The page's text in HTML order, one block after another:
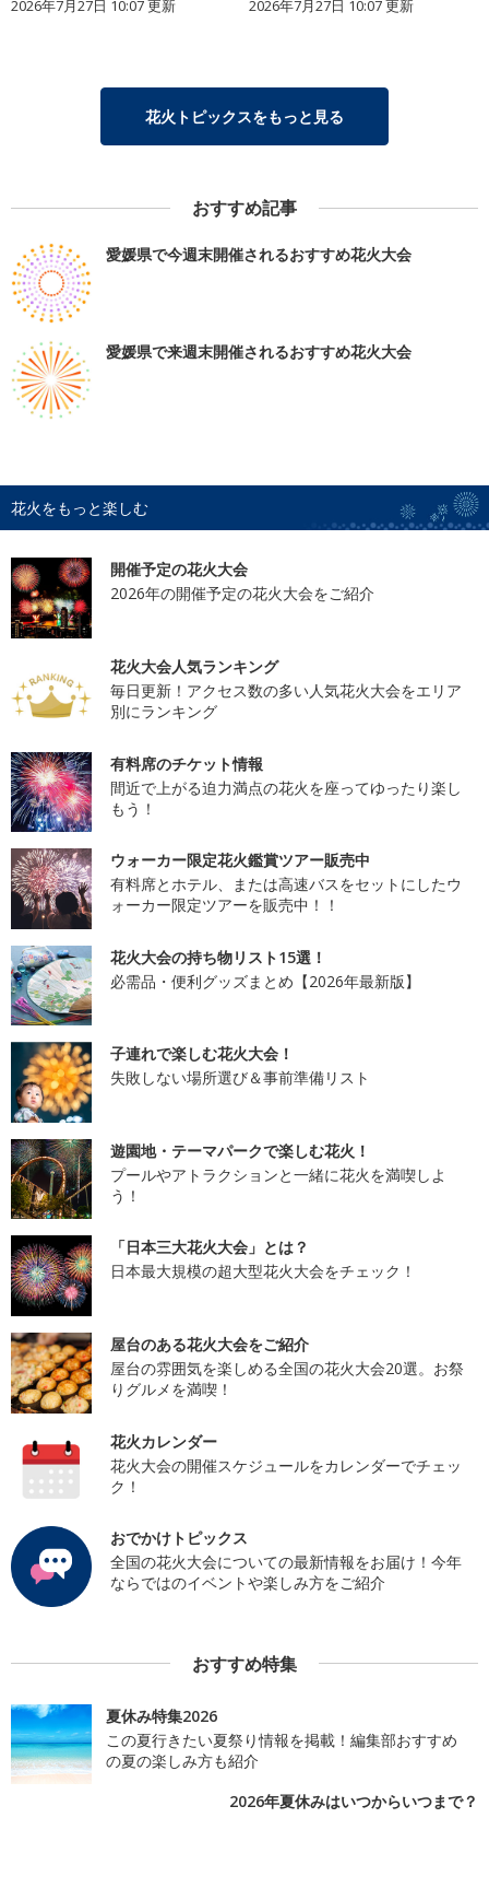
2026年7月27日 10:07 更新 2026年7月27日 10:07 更新
花火トピックスをもっと見る
おすすめ記事
愛媛県で今週末開催されるおすすめ花火大会
愛媛県で来週末開催されるおすすめ花火大会
花火をもっと楽しむ
開催予定の花火大会
2026年の開催予定の花火大会をご紹介
花火大会人気ランキング
毎日更新！アクセス数の多い人気花火大会をエリア
別にランキング
有料席のチケット情報
間近で上がる迫力満点の花火を座ってゆったり楽し
もう！
ウォーカー限定花火鑑賞ツアー販売中
有料席とホテル、または高速バスをセットにしたウ
ォーカー限定ツアーを販売中！！
花火大会の持ち物リスト15選！
必需品・便利グッズまとめ【2026年最新版】
子連れで楽しむ花火大会！
失敗しない場所選び＆事前準備リスト
遊園地・テーマパークで楽しむ花火！
プールやアトラクションと一緒に花火を満喫しよ
う！
「日本三大花火大会」とは？
日本最大規模の超大型花火大会をチェック！
屋台のある花火大会をご紹介
屋台の雰囲気を楽しめる全国の花火大会20選。お祭
りグルメを満喫！
花火カレンダー
花火大会の開催スケジュールをカレンダーでチェッ
ク！
おでかけトピックス
全国の花火大会についての最新情報をお届け！今年
ならではのイベントや楽しみ方をご紹介
おすすめ特集
夏休み特集2026
この夏行きたい夏祭り情報を掲載！編集部おすすめ
の夏の楽しみ方も紹介
2026年夏休みはいつからいつまで？